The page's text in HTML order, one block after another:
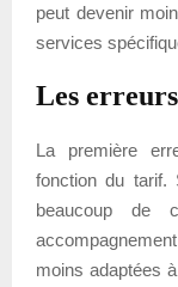
peut devenir
services
Les
La première
fonction du tarif.
beaucoup de
moins adaptées